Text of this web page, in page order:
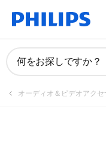
何をお探しですか？
オーディオ＆ビデオアクセ